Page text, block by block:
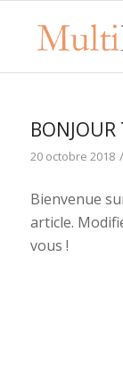
20 octobre 2018 /
Bienvenue
article.
vous !